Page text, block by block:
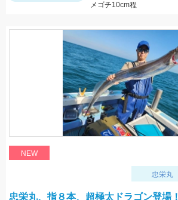
メゴチ10cm程
NEW
忠栄丸
忠栄丸、指８本、超極太ドラゴン登場！